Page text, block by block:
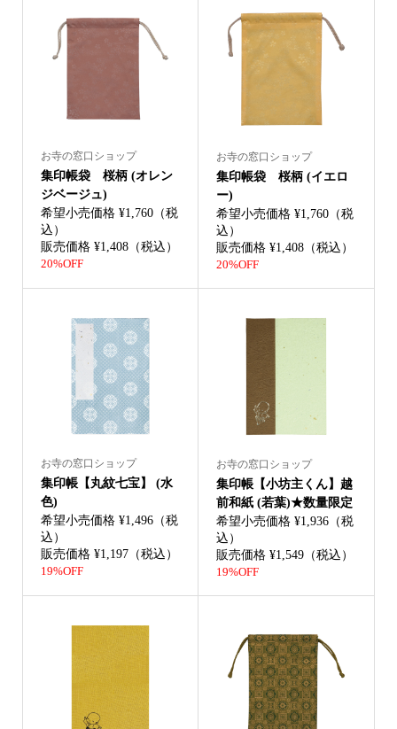
お寺の窓口ショップ
集印帳袋 桜柄 (オレン
ジベージュ)
希望小売価格 ¥1,760（税
込）
販売価格 ¥1,408（税込）
20%OFF
お寺の窓口ショップ
集印帳袋 桜柄 (イエロ
ー)
希望小売価格 ¥1,760（税
込）
販売価格 ¥1,408（税込）
20%OFF
お寺の窓口ショップ
集印帳【丸紋七宝】 (水
色)
希望小売価格 ¥1,496（税
込）
販売価格 ¥1,197（税込）
19%OFF
お寺の窓口ショップ
集印帳【小坊主くん】越
前和紙 (若葉)★数量限定
希望小売価格 ¥1,936（税
込）
販売価格 ¥1,549（税込）
19%OFF